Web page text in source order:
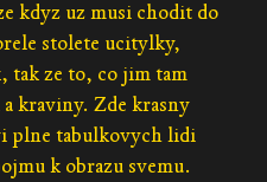
kdyz uz musi chodit do
stolete ucitylky,
tak ze to, co jim tam
kraviny. Zde krasny
plne tabulkovych lidi
k obrazu svemu.